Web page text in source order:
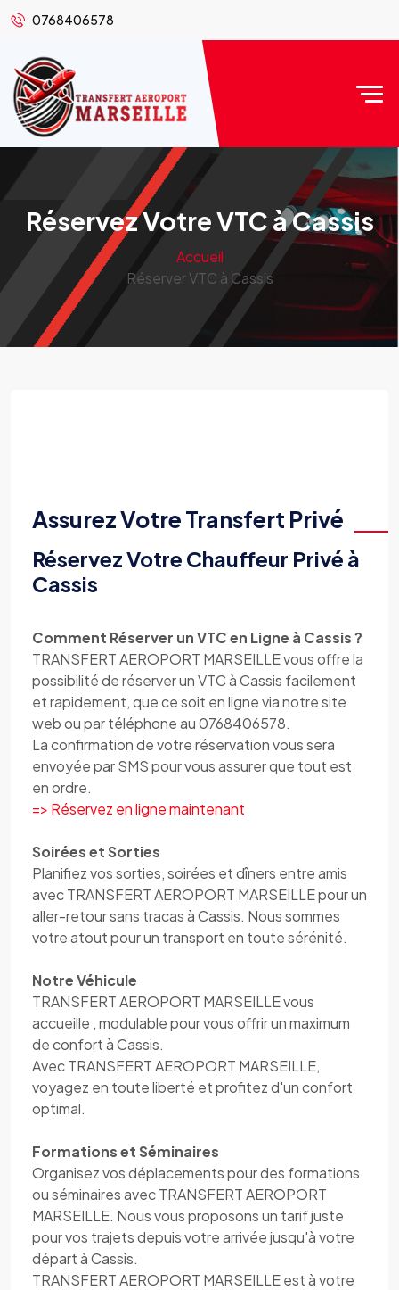
0768406578
Réservez Votre VTC à Cassis
Accueil
Réserver VTC à Cassis
Assurez Votre Transfert Privé
Réservez Votre Chauffeur Privé à
Cassis
Comment Réserver un VTC en Ligne à Cassis ?
TRANSFERT AEROPORT MARSEILLE vous offre la
possibilité de réserver un VTC à Cassis facilement
et rapidement, que ce soit en ligne via notre site
web ou par téléphone au 0768406578.
La confirmation de votre réservation vous sera
envoyée par SMS pour vous assurer que tout est
en ordre.
=> Réservez en ligne maintenant
Soirées et Sorties
Planifiez vos sorties, soirées et dîners entre amis
avec TRANSFERT AEROPORT MARSEILLE pour un
aller-retour sans tracas à Cassis. Nous sommes
votre atout pour un transport en toute sérénité.
Notre Véhicule
TRANSFERT AEROPORT MARSEILLE vous
accueille , modulable pour vous offrir un maximum
de confort à Cassis.
Avec TRANSFERT AEROPORT MARSEILLE,
voyagez en toute liberté et profitez d'un confort
optimal.
Formations et Séminaires
Organisez vos déplacements pour des formations
ou séminaires avec TRANSFERT AEROPORT
MARSEILLE. Nous vous proposons un tarif juste
pour vos trajets depuis votre arrivée jusqu'à votre
départ à Cassis.
TRANSFERT AEROPORT MARSEILLE est à votre